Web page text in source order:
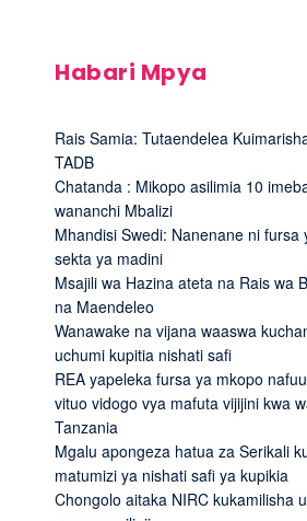
Habari Mpya
Rais Samia: Tutaendelea
TADB
Chatanda : Mikopo asilimia 10
wananchi Mbalizi
Mhandisi Swedi: Nanenane ni fursa
sekta ya madini
Msajili wa Hazina ateta na Rais wa
na Maendeleo
Wanawake na vijana waaswa
uchumi kupitia nishati safi
REA yapeleka fursa ya mkopo
vituo vidogo vya mafuta vijijini kwa
Tanzania
Mgalu apongeza hatua za Serikali
matumizi ya nishati safi ya kupikia
Chongolo aitaka NIRC kukamilisha